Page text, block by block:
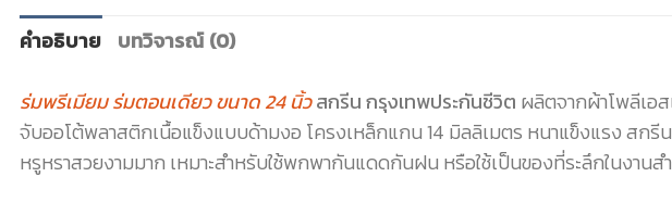
คำอธิบาย บทวิจารณ์ (0)
ร่มพรีเมียม ร่มตอนเดียว ขนาด 24 นิ้วสกรีน กรุงเทพประกันชีวิต ผลิตจากผ้าโพลีเอ
จับออโต้พลาสติกเนื้อแข็งแบบด้ามงอ โครงเหล็กแกน 14 มิลลิเมตร หนาแข็งแรง สกรี
หรูหราสวยงามมาก เหมาะสำหรับใช้พกพากันแดดกันฝน หรือใช้เป็นของที่ระลึกในงาน